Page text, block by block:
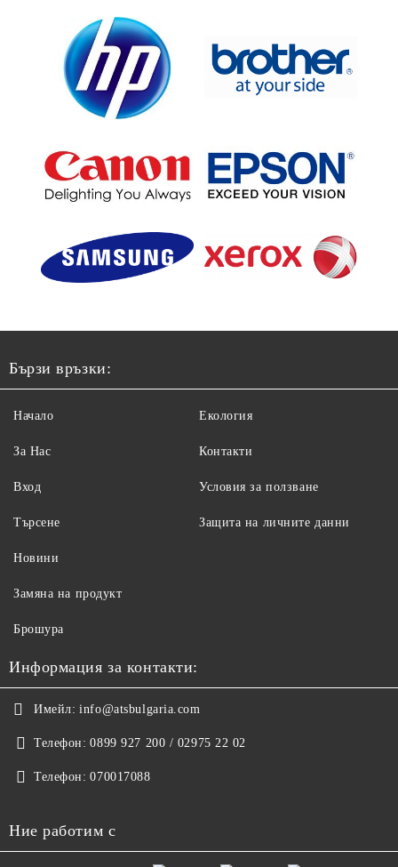
Бързи връзки:
Начало
За Нас
Вход
Търсене
Екология
Контакти
Условия за ползване
Защита на личните данни
Новини
Замяна на продукт
Брошура
Информация за контакти:
Имейл: info@atsbulgaria.com
Телефон: 0899 927 200 / 02975 22 02
Телефон: 070017088
Ние работим с